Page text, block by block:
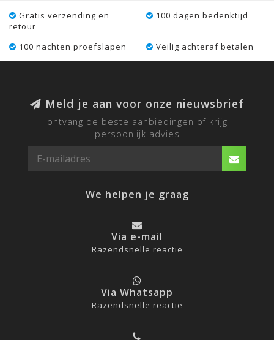
Gratis verzending en
retour
100 dagen bedenktijd
100 nachten proefslapen Veilig achteraf betalen
Meld je aan voor onze nieuwsbrief
ontvang de beste aanbiedingen of krijg
persoonlijk advies
We helpen je graag
Via e-mail
Razendsnelle reactie
Via Whatsapp
Razendsnelle reactie